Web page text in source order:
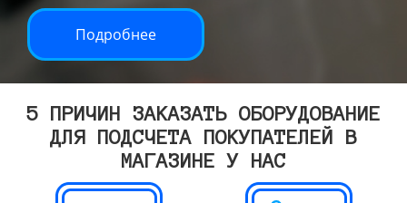
Подробнее
5 ПРИЧИН ЗАКАЗАТЬ ОБОРУДОВАНИЕ
ДЛЯ ПОДСЧЕТА ПОКУПАТЕЛЕЙ В
МАГАЗИНЕ У НАС